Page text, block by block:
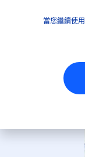
當您繼續使用